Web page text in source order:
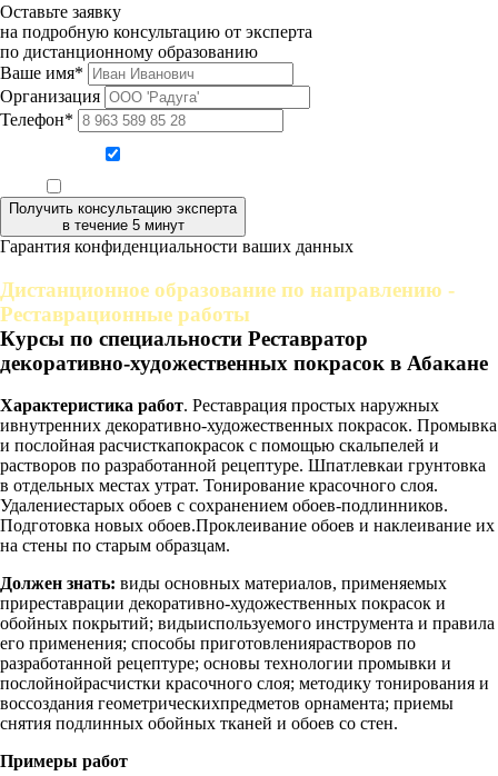
Оставьте заявку
на подробную консультацию от эксперта
по дистанционному образованию
Ваше имя*
Организация
Телефон*
Получить консультацию эксперта
в течение 5 минут
Гарантия конфиденциальности ваших данных
Дистанционное образование по направлению -
Реставрационные работы
Курсы по специальности Реставратор
декоративно-художественных покрасок в Абакане
Характеристика работ. Реставрация простых наружных
ивнутренних декоративно-художественных покрасок. Промывка
и послойная расчисткапокрасок с помощью скальпелей и
растворов по разработанной рецептуре. Шпатлевкаи грунтовка
в отдельных местах утрат. Тонирование красочного слоя.
Удалениестарых обоев с сохранением обоев-подлинников.
Подготовка новых обоев.Проклеивание обоев и наклеивание их
на стены по старым образцам.
Должен знать: виды основных материалов, применяемых
приреставрации декоративно-художественных покрасок и
обойных покрытий; видыиспользуемого инструмента и правила
его применения; способы приготовлениярастворов по
разработанной рецептуре; основы технологии промывки и
послойнойрасчистки красочного слоя; методику тонирования и
воссоздания геометрическихпредметов орнамента; приемы
снятия подлинных обойных тканей и обоев со стен.
Примеры работ